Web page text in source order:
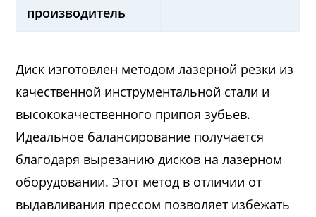
производитель
Диск изготовлен методом лазерной резки из
качественной инструментальной стали и
высококачественного припоя зубьев.
Идеальное балансирование получается
благодаря вырезанию дисков на лазерном
оборудовании. Этот метод в отличии от
выдавливания прессом позволяет избежать